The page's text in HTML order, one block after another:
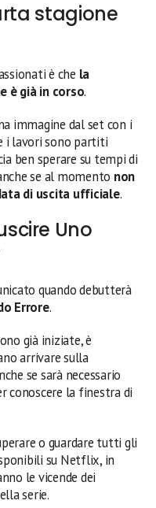
stagione
è che la
è già in corso.
immagine dal set con i
i lavori sono partiti
ben sperare su tempi di
se al momento non
di uscita ufficiale.
Uno
quando debutterà
Errore.
già iniziate, è
arrivare sulla
se sarà necessario
conoscere la finestra di
o guardare tutti gli
su Netflix, in
le vicende dei
serie.